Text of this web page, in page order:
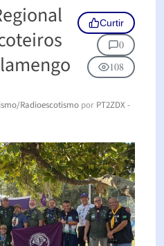
Curtir
0
108
Radioescotismo por PT2ZDX -